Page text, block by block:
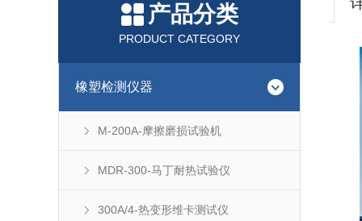
产品分类
PRODUCT CATEGORY
橡塑检测仪器
M-200A-摩擦磨损试验机
MDR-300-马丁耐热试验仪
300A/4-热变形维卡测试仪